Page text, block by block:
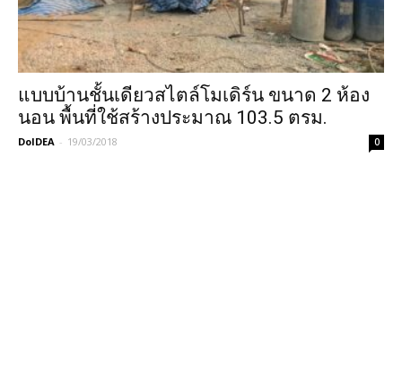
แบบบ้านชั้นเดียวสไตล์โมเดิร์น ขนาด 2 ห้อง
นอน พื้นที่ใช้สร้างประมาณ 103.5 ตรม.
DoIDEA - 19/03/2018 0